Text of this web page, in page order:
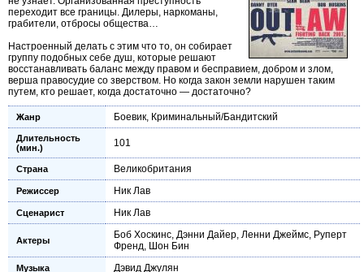
переходит все границы. Дилеры, наркоманы,
грабители, отбросы общества…
Настроенный делать с этим что то, он собирает
группу подобных себе душ, которые решают
восстанавливать баланс между правом и бесправием, добром и злом,
верша правосудие со зверством. Но когда закон земли нарушен таким
путем, кто решает, когда достаточно — достаточно?
Жанр Боевик, Криминальный/Бандитский
Длительность
(мин.)
101
Страна Великобритания
Режиссер Ник Лав
Сценарист Ник Лав
Актеры Боб Хоскинс, Дэнни Дайер, Ленни Джеймс, Руперт
Френд, Шон Бин
Музыка Дэвид Джулян